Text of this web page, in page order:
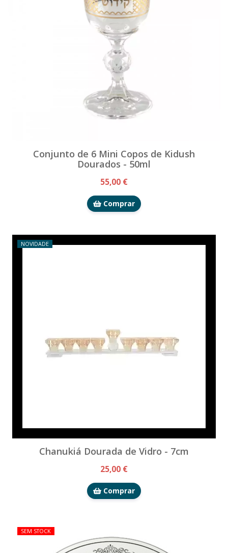
Conjunto de 6 Mini Copos de Kidush
Dourados - 50ml
55,00 €
Comprar
NOVIDADE
Chanukiá Dourada de Vidro - 7cm
25,00 €
Comprar
SEM STOCK